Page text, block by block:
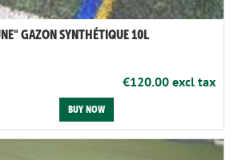
GAZON SYNTHÉTIQUE 10L
€120.00 excl tax